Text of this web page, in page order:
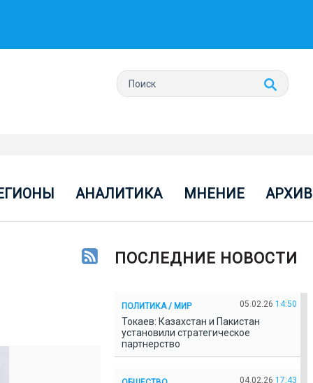
АНАЛИТИКА МНЕНИЕ АРХИВ
ПОСЛЕДНИЕ НОВОСТИ
ПОЛИТИКА / МИР 05.02.26 14:50
Токаев: Казахстан и Пакистан
установили стратегическое
партнерство
04.02.26 17:43